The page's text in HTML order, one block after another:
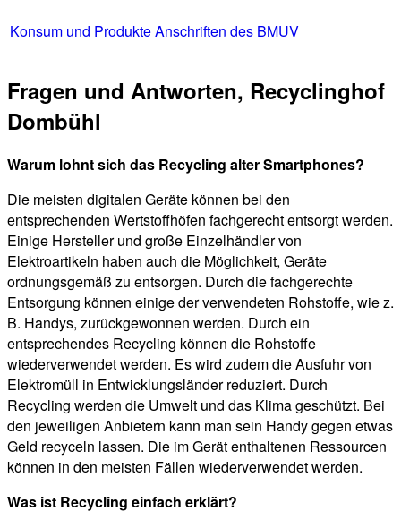
Konsum und ProdukteAnschriften des BMUV
Fragen und Antworten, Recyclinghof
Dombühl
Warum lohnt sich das Recycling alter Smartphones?
Die meisten digitalen Geräte können bei den
entsprechenden Wertstoffhöfen fachgerecht entsorgt werden.
Einige Hersteller und große Einzelhändler von
Elektroartikeln haben auch die Möglichkeit, Geräte
ordnungsgemäß zu entsorgen. Durch die fachgerechte
Entsorgung können einige der verwendeten Rohstoffe, wie z.
B. Handys, zurückgewonnen werden. Durch ein
entsprechendes Recycling können die Rohstoffe
wiederverwendet werden. Es wird zudem die Ausfuhr von
Elektromüll in Entwicklungsländer reduziert. Durch
Recycling werden die Umwelt und das Klima geschützt. Bei
den jeweiligen Anbietern kann man sein Handy gegen etwas
Geld recyceln lassen. Die im Gerät enthaltenen Ressourcen
können in den meisten Fällen wiederverwendet werden.
Was ist Recycling einfach erklärt?